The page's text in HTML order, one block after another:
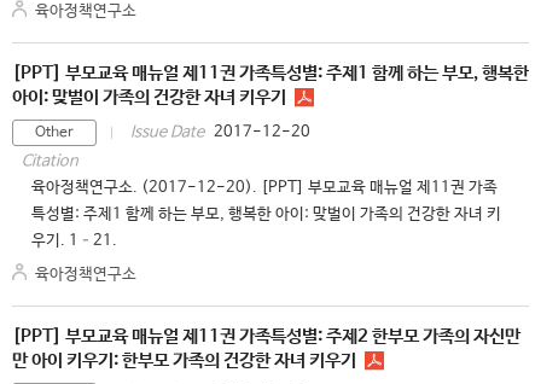
육아정책연구소
[PPT] 부모교육 매뉴얼 제11권 가족특성별: 주제1 함께 하는 부모, 행복한
아이: 맞벌이 가족의 건강한 자녀 키우기
Other Issue Date 2017-12-20
Citation
육아정책연구소. (2017-12-20). [PPT] 부모교육 매뉴얼 제11권 가족
특성별: 주제1 함께 하는 부모, 행복한 아이: 맞벌이 가족의 건강한 자녀 키
우기. 1–21.
육아정책연구소
[PPT] 부모교육 매뉴얼 제11권 가족특성별: 주제2 한부모 가족의 자신만
만 아이 키우기: 한부모 가족의 건강한 자녀 키우기